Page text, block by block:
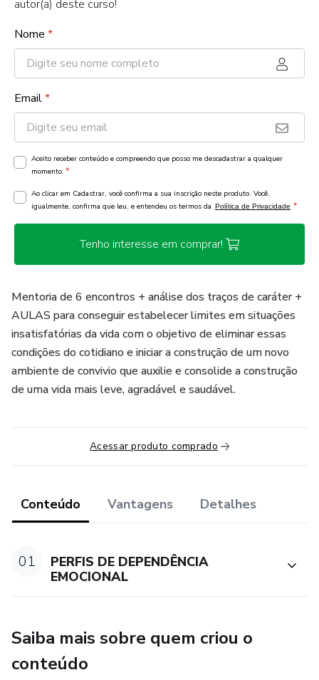
autor(a) deste curso!
Nome *
Email*
Aceito receber conteúdo e compreendo que posso me descadastrar a qualquer
momento. *
Ao clicar em Cadastrar, você confirma a sua inscrição neste produto. Você,
igualmente, confirma que leu, e entendeu os termos da Política de Privacidade *
Tenho interesse em comprar!
Mentoria de 6 encontros + análise dos traços de caráter +
AULAS para conseguir estabelecer limites em situações
insatisfatórias da vida com o objetivo de eliminar essas
condições do cotidiano e iniciar a construção de um novo
ambiente de convivio que auxilie e consolide a construção
de uma vida mais leve, agradável e saudável.
Acessar produto comprado
Conteúdo Vantagens Detalhes
01
PERFIS DE DEPENDÊNCIA
EMOCIONAL
Saiba mais sobre quem criou o
conteúdo